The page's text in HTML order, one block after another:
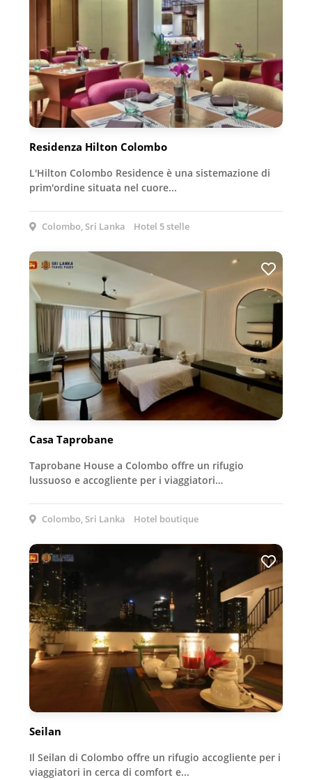
Residenza Hilton Colombo
L'Hilton Colombo Residence è una sistemazione di
prim'ordine situata nel cuore...
Colombo, Sri Lanka Hotel 5 stelle
Casa Taprobane
Taprobane House a Colombo offre un rifugio
lussuoso e accogliente per i viaggiatori…
Colombo, Sri Lanka Hotel boutique
Seilan
Il Seilan di Colombo offre un rifugio accogliente per i
viaggiatori in cerca di comfort e...